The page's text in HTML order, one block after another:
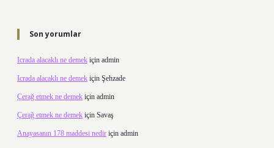
Son yorumlar
Icrada alacaklı ne demek için admin
Icrada alacaklı ne demek için Şehzade
Çerağ etmek ne demek için admin
Çerağ etmek ne demek için Savaş
Anayasanın 178 maddesi nedir için admin